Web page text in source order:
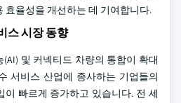
효율성을 개선하는 데 기여합니다.
스 시장 동향
및 커넥티드 차량의 통합이 확대
서비스 산업에 종사하는 기업들의
빠르게 증가하고 있습니다. 전 세